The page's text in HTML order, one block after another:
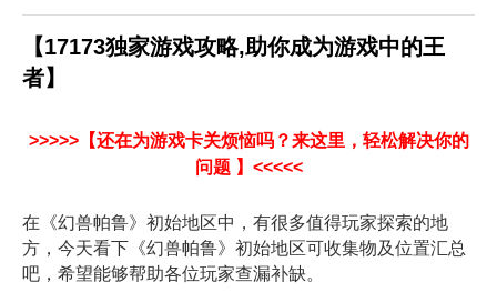
【17173独家游戏攻略,助你成为游戏中的王
者】
>>>>>【还在为游戏卡关烦恼吗？来这里，轻松解决你的
问题 】<<<<<
在《幻兽帕鲁》初始地区中，有很多值得玩家探索的地
方，今天看下《幻兽帕鲁》初始地区可收集物及位置汇总
吧，希望能够帮助各位玩家查漏补缺。